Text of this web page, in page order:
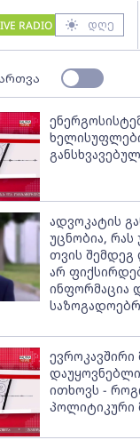
RADIO დღე
ადვოკატის
უცნობია, რას
თვის შემდეგ
არ
ინფორმაცია
ითხოვს -
პოლიტიკური